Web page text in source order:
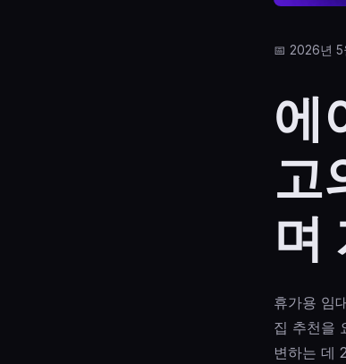
📅 2026년 5
에
고
며
휴가용 임
집 추천을
변하는 데